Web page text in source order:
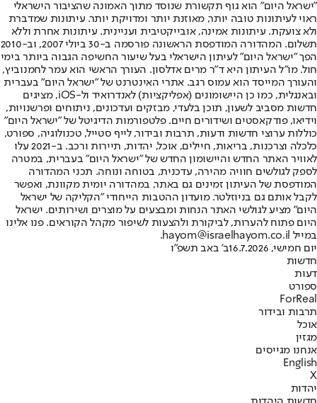
"ישראל היום" הוא גוף תקשורת שנוסד מתוך האמונה שהציבור הישראלי
ראוי לעיתונות טובה יותר, מאוזנת יותר ומדויקת יותר. עיתונות שמדברת
ולא צועקת. עיתונות אמינה, אובייקטיבית ועניינית. עיתונות אחרת וללא
תשלום. המהדורה המודפסת הראשונה פורסמה ב-30 ביולי 2007, וב-2010
הפך "ישראל היום" לעיתון הישראלי בעל שיעור החשיפה הגבוה ביותר בימי
חול. מו"ל העיתון היא ד"ר מרים אדלסון. העורך הראשי הוא עמר לחמנוביץ,
והעורך המייסד הוא עמוס רגב. אתרי האינטרנט של "ישראל היום" בעברית
ובאנגלית, כמו כן היישומונים (אפליקציות) לאנדרואיד ול-iOS, מציגים
חדשות מסביב לשעון, תוכן בלעדי, מבזקים ועדכונים, ניתוחים ופרשנויות,
וידיאו, פודקאסטים ושידורים חיים. פלטפורמות הדיגיטל של "ישראל היום"
כוללות ערוצי חדשות ודעות, תרבות ובידור, לייף סטייל, טכנולוגיה, ספורט,
כלכלה וצרכנות, בריאות, חיילים, אוכל, יהדות, תיירות ורכב. ב-2021 עלו
לאוויר האתר החדש והיישומון החדש של "ישראל היום" בעברית, במטרה
לספק לגולשים חוויה מהירה, עדכנית, בטוחה ונוחה. תכני המהדורה
המודפסת של העיתון זמינים גם באתר, במהדורה יומית מקוונת, ואפשר
לקבל אותם גם בניוזלטר. מועדון ההטבות הייחודי "הקליקה של ישראל
היום" מציע לגולשי האתר הנחות ומבצעים על מוצרים ושירותים. ישראל
היום פתוח להערות, לביקורת ולהצעות לשיפור מקהל הקוראים. פנו אלינו
במייל hayom@israelhayom.co.il.
יום חמישי, 16.7.2026
ב' באב תשפ"ו
חדשות
דעות
ספורט
ForReal
תרבות ובידור
אוכל
מגזין
אנחנו מגייסים
English
X
יהדות